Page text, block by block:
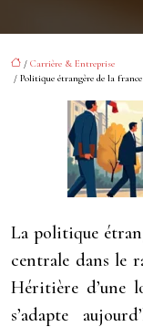
/ Carrière & Entreprise
/ Politique étrangère de la
La politique
centrale dans le
Héritière d’une
s’adapte